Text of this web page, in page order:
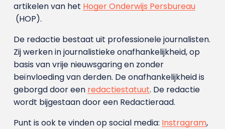
artikelen van het Hoger Onderwijs Persbureau
(HOP).
De redactie bestaat uit professionele journalisten.
Zij werken in journalistieke onafhankelijkheid, op
basis van vrije nieuwsgaring en zonder
beïnvloeding van derden. De onafhankelijkheid is
geborgd door een redactiestatuut. De redactie
wordt bijgestaan door een Redactieraad.
Punt is ook te vinden op social media: Instragram,